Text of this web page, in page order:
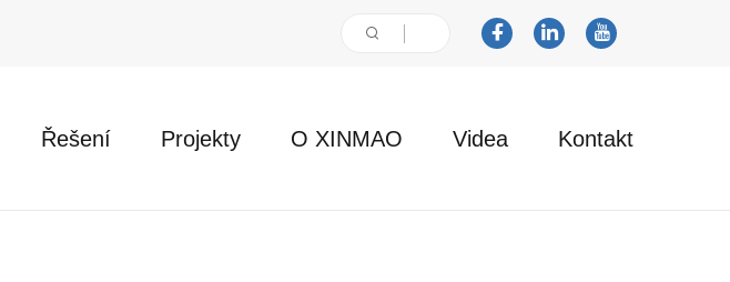
Řešení Projekty O XINMAO Videa Kontakt